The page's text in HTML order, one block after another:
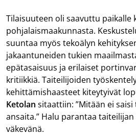
Tilaisuuteen oli saavuttu paikalle
pohjalaismaakunnasta.
suuntaa myös tekoälyn
jakaantuneiden tukien
epätasaisuus ja erilaiset
kritiikkiä. Taiteilijoiden
kehittämishaasteet kiteytyivät
Ketolan sitaattiin: ”Mitään ei
ansaita.” Halu parantaa taiteilijan
väkevänä.